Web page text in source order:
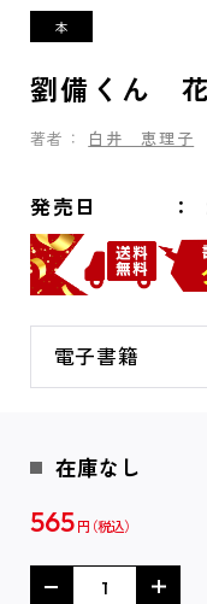
劉備くん
著者： 白井 恵理子
発売日
電子書籍
在庫なし
565 円